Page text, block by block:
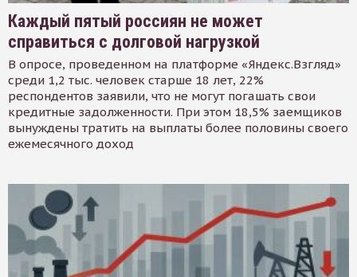
Каждый пятый россиян не может
справиться с долговой нагрузкой
В опросе, проведенном на платформе «Яндекс.Взгляд»
среди 1,2 тыс. человек старше 18 лет, 22%
респондентов заявили, что не могут погашать свои
кредитные задолженности. При этом 18,5% заемщиков
вынуждены тратить на выплаты более половины своего
ежемесячного доход